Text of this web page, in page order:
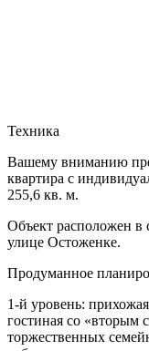
Техника
Вашему вниманию
квартира с
255,6 кв. м.
Объект расположен в
улице Остоженке.
Продуманное
1-й уровень:
гостиная со «вторым
торжественных